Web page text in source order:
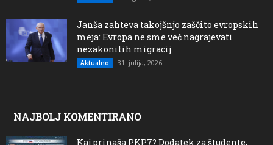
Janša zahteva takojšnjo zaščito evropskih
meja: Evropa ne sme več nagrajevati
nezakonitih migracij
Aktualno 31. julija, 2026
NAJBOLJ KOMENTIRANO
Kaj prinaša PKP7? Dodatek za študente,